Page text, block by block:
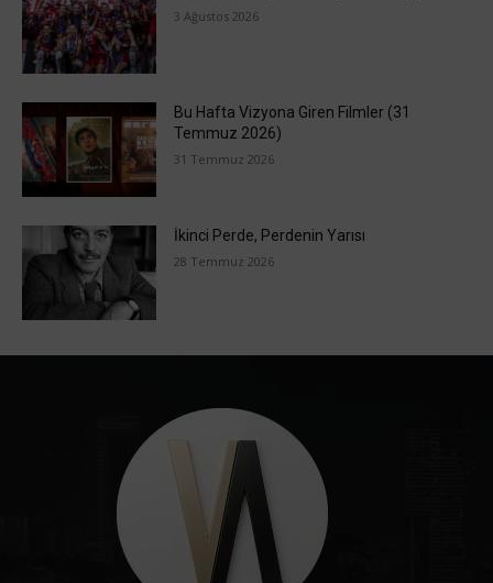
3 Ağustos 2026
Bu Hafta Vizyona Giren Filmler (31
Temmuz 2026)
31 Temmuz 2026
İkinci Perde, Perdenin Yarısı
28 Temmuz 2026